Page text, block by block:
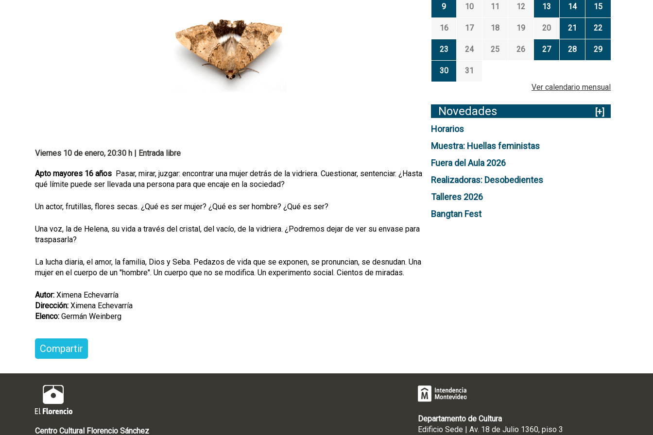
Viernes 10 de enero, 20:30 h | Entrada libre
Apto mayores 16 años Pasar, mirar, juzgar: encontrar una mujer detrás de la vidriera. Cuestionar, sentenciar. ¿Hasta
qué límite puede ser llevada una persona para que encaje en la sociedad?
Un actor, frutillas, flores secas. ¿Qué es ser mujer? ¿Qué es ser hombre? ¿Qué es ser?
Una voz, la de Helena, su vida a través del cristal, del vacío, de la vidriera. ¿Podremos dejar de ver su envase para
traspasarla?
La lucha diaria, el amor, la familia, Dios y Seba. Pedazos de vida que se exponen, se pronuncian, se desnudan. Una
mujer en el cuerpo de un "hombre". Un cuerpo que no se modifica. Un experimento social. Cientos de miradas.
Autor: Ximena Echevarría
Dirección: Ximena Echevarría
Elenco: Germán Weinberg
Compartir
9 10 11 12 13 14 15
16 17 18 19 20 21 22
23 24 25 26 27 28 29
30
31
Ver calendario mensual
Novedades
[+]
Horarios
Muestra: Huellas feministas
Fuera del Aula 2026
Realizadoras: Desobedientes
Talleres 2026
Bangtan Fest
Centro Cultural Florencio Sánchez
Departamento de Cultura
Edificio Sede | Av. 18 de Julio 1360, piso 3